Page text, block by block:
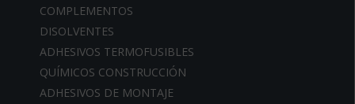
COMPLEMENTOS
DISOLVENTES
ADHESIVOS TERMOFUSIBLES
QUÍMICOS CONSTRUCCIÓN
ADHESIVOS DE MONTAJE